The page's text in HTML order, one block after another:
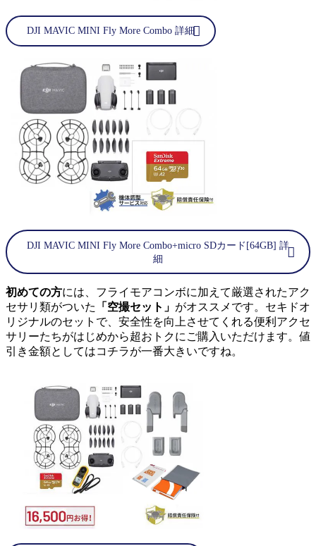
DJI MAVIC MINI Fly More Combo 詳細
DJI MAVIC MINI Fly More Combo+micro SDカード[64GB] 詳
細
初めての方には、フライモアコンボに加えて厳選されたアク
セサリ類がついた
「空撮セット」 がオススメです。セキドオ
リジナルのセットで、安全性を向上させてくれる便利アクセ
サリーたちがはじめから超おトクにご購入いただけます。値
引き金額としてはコチラが一番大きいですね。